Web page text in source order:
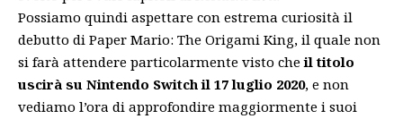
Possiamo quindi aspettare con estrema curiosità il
debutto di Paper Mario: The Origami King, il quale non
si farà attendere particolarmente visto cheil titolo
uscirà su Nintendo Switch il 17 luglio 2020, e non
vediamo l’ora di approfondire maggiormente i suoi